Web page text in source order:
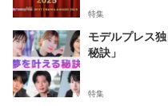
特集
モデルプレス
秘訣」
特集